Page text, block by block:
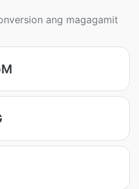
ang magagamit